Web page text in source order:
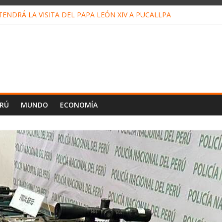
LA VISITA DEL PAPA LEÓN XIV A PUCALLPA
MUNDO ECONOMÍA